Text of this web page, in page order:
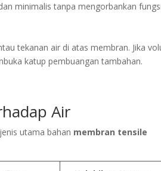
minimalis tanpa mengorbankan
tekanan air di atas membran. Jika
katup pembuangan tambahan.
Air
utama bahan membran tensile